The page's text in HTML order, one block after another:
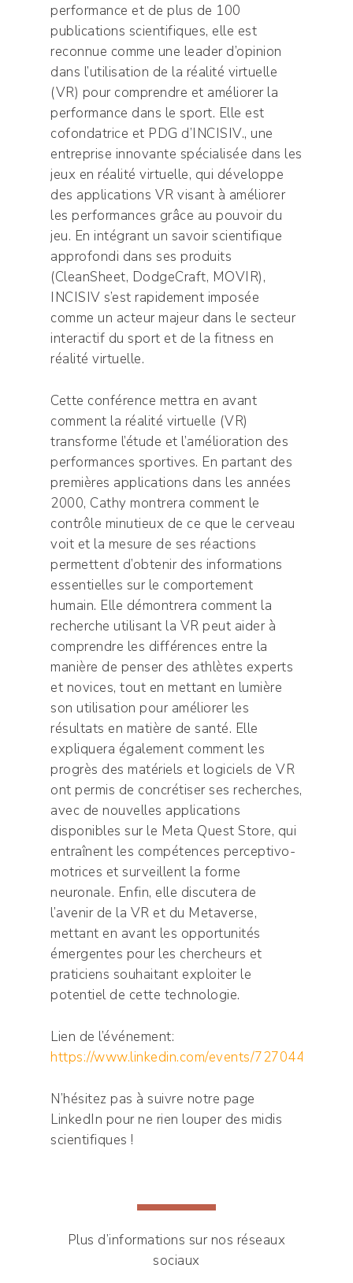
performance et de plus de 100
publications scientifiques, elle est
reconnue comme une leader d’opinion
dans l’utilisation de la réalité virtuelle
(VR) pour comprendre et améliorer la
performance dans le sport. Elle est
cofondatrice et PDG d’INCISIV., une
entreprise innovante spécialisée dans les
jeux en réalité virtuelle, qui développe
des applications VR visant à améliorer
les performances grâce au pouvoir du
jeu. En intégrant un savoir scientifique
approfondi dans ses produits
(CleanSheet, DodgeCraft, MOVIR),
INCISIV s’est rapidement imposée
comme un acteur majeur dans le secteur
interactif du sport et de la fitness en
réalité virtuelle.
Cette conférence mettra en avant
comment la réalité virtuelle (VR)
transforme l’étude et l’amélioration des
performances sportives. En partant des
premières applications dans les années
2000, Cathy montrera comment le
contrôle minutieux de ce que le cerveau
voit et la mesure de ses réactions
permettent d’obtenir des informations
essentielles sur le comportement
humain. Elle démontrera comment la
recherche utilisant la VR peut aider à
comprendre les différences entre la
manière de penser des athlètes experts
et novices, tout en mettant en lumière
son utilisation pour améliorer les
résultats en matière de santé. Elle
expliquera également comment les
progrès des matériels et logiciels de VR
ont permis de concrétiser ses recherches,
avec de nouvelles applications
disponibles sur le Meta Quest Store, qui
entraînent les compétences perceptivo-
motrices et surveillent la forme
neuronale. Enfin, elle discutera de
l’avenir de la VR et du Metaverse,
mettant en avant les opportunités
émergentes pour les chercheurs et
praticiens souhaitant exploiter le
potentiel de cette technologie.
Lien de l’événement:
https://www.linkedin.com/events/
N’hésitez pas à suivre notre page
LinkedIn pour ne rien louper des midis
scientifiques !
Plus d’informations sur nos réseaux
sociaux